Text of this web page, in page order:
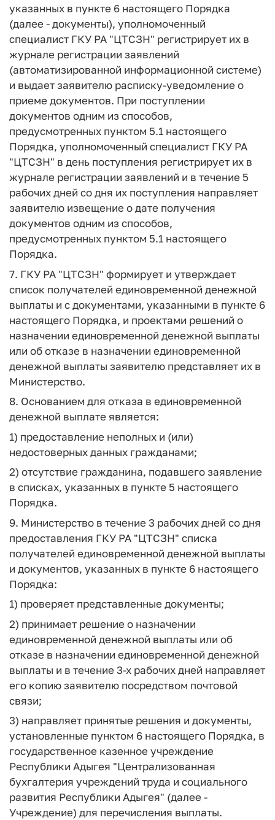
указанных в пункте 6 настоящего Порядка
(далее - документы), уполномоченный
специалист ГКУ РА "ЦТСЗН" регистрирует их в
журнале регистрации заявлений
(автоматизированной информационной системе)
и выдает заявителю расписку-уведомление о
приеме документов. При поступлении
документов одним из способов,
предусмотренных пунктом 5.1 настоящего
Порядка, уполномоченный специалист ГКУ РА
"ЦТСЗН" в день поступления регистрирует их в
журнале регистрации заявлений и в течение 5
рабочих дней со дня их поступления направляет
заявителю извещение о дате получения
документов одним из способов,
предусмотренных пунктом 5.1 настоящего
Порядка.
7. ГКУ РА "ЦТСЗН" формирует и утверждает
список получателей единовременной денежной
выплаты и с документами, указанными в пункте 6
настоящего Порядка, и проектами решений о
назначении единовременной денежной выплаты
или об отказе в назначении единовременной
денежной выплаты заявителю представляет их в
Министерство.
8. Основанием для отказа в единовременной
денежной выплате является:
1) предоставление неполных и (или)
недостоверных данных гражданами;
2) отсутствие гражданина, подавшего заявление
в списках, указанных в пункте 5 настоящего
Порядка.
9. Министерство в течение 3 рабочих дней со дня
предоставления ГКУ РА "ЦТСЗН" списка
получателей единовременной денежной выплаты
и документов, указанных в пункте 6 настоящего
Порядка:
1) проверяет представленные документы;
2) принимает решение о назначении
единовременной денежной выплаты или об
отказе в назначении единовременной денежной
выплаты и в течение 3-х рабочих дней направляет
его копию заявителю посредством почтовой
связи;
3) направляет принятые решения и документы,
установленные пунктом 6 настоящего Порядка, в
государственное казенное учреждение
Республики Адыгея "Централизованная
бухгалтерия учреждений труда и социального
развития Республики Адыгея" (далее -
Учреждение) для перечисления выплаты.